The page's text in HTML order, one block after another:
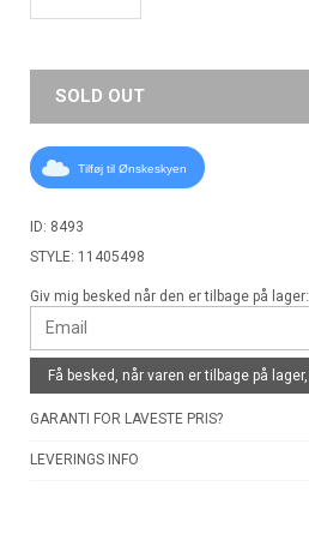
SOLD OUT
Tilføj til Ønskeskyen
ID: 8493
STYLE: 11405498
Giv mig besked når den er tilbage på lager:
Få besked, når varen er tilbage på lager,
GARANTI FOR LAVESTE PRIS?
LEVERINGS INFO